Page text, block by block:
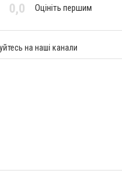
0,0 Оцініть першим
на наші канали